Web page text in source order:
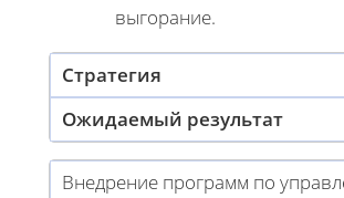
выгорание.
Стратегия
Ожидаемый результат
Внедрение программ по